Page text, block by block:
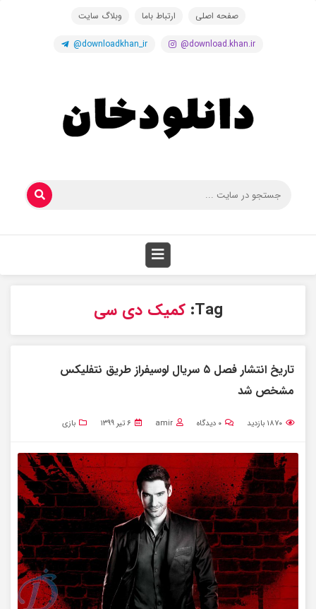
صفحه اصلی ارتباط باما وبلاگ سایت
@download.khan.ir
@downloadkhan_ir
Tag: کمیک دی سی
تاریخ انتشار فصل ۵ سریال لوسیفراز طریق نتفلیکس
مشخص شد
۱۸۷۰ بازدید ۰ دیدگاه amir ۶ تیر ۱۳۹۹ بازی